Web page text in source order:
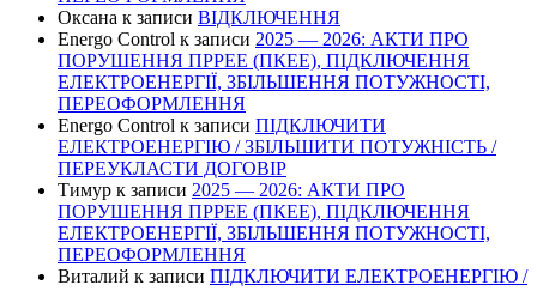
Оксана к записи ВІДКЛЮЧЕННЯ
Energo Control к записи 2025 — 2026: АКТИ ПРО
ПОРУШЕННЯ ПРРЕЕ (ПКЕЕ), ПІДКЛЮЧЕННЯ
ЕЛЕКТРОЕНЕРГІЇ, ЗБІЛЬШЕННЯ ПОТУЖНОСТІ,
ПЕРЕОФОРМЛЕННЯ
Energo Control к записи ПІДКЛЮЧИТИ
ЕЛЕКТРОЕНЕРГІЮ / ЗБІЛЬШИТИ ПОТУЖНІСТЬ /
ПЕРЕУКЛАСТИ ДОГОВІР
Тимур к записи 2025 — 2026: АКТИ ПРО
ПОРУШЕННЯ ПРРЕЕ (ПКЕЕ), ПІДКЛЮЧЕННЯ
ЕЛЕКТРОЕНЕРГІЇ, ЗБІЛЬШЕННЯ ПОТУЖНОСТІ,
ПЕРЕОФОРМЛЕННЯ
Виталий к записи ПІДКЛЮЧИТИ ЕЛЕКТРОЕНЕРГІЮ /